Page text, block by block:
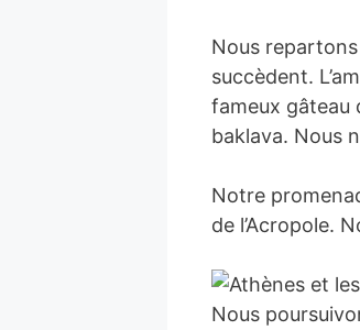
Nous
succèdent.
fameux gâteau
baklava. Nous
Notre
de l’Acropole.
Nous